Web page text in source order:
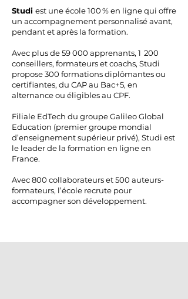
Studi est une école 100 % en ligne qui offre
un accompagnement personnalisé avant,
pendant et après la formation.
Avec plus de 59 000 apprenants, 1 200
conseillers, formateurs et coachs, Studi
propose 300 formations diplômantes ou
certifiantes, du CAP au Bac+5, en
alternance ou éligibles au CPF.
Filiale EdTech du groupe Galileo Global
Education (premier groupe mondial
d’enseignement supérieur privé), Studi est
le leader de la formation en ligne en
France.
Avec 800 collaborateurs et 500 auteurs-
formateurs, l’école recrute pour
accompagner son développement.